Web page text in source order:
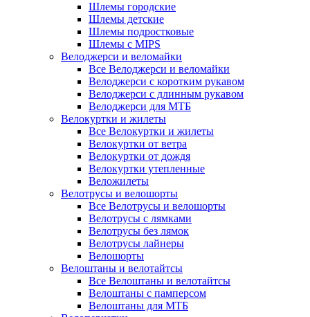
Шлемы городские
Шлемы детские
Шлемы подростковые
Шлемы с MIPS
Велоджерси и веломайки
Все Велоджерси и веломайки
Велоджерси с коротким рукавом
Велоджерси с длинным рукавом
Велоджерси для МТБ
Велокуртки и жилеты
Все Велокуртки и жилеты
Велокуртки от ветра
Велокуртки от дождя
Велокуртки утепленные
Веложилеты
Велотрусы и велошорты
Все Велотрусы и велошорты
Велотрусы с лямками
Велотрусы без лямок
Велотрусы лайнеры
Велошорты
Велоштаны и велотайтсы
Все Велоштаны и велотайтсы
Велоштаны с памперсом
Велоштаны для МТБ